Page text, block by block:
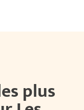
plus